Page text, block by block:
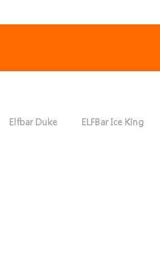
Elfbar Duke ELFBar Ice King